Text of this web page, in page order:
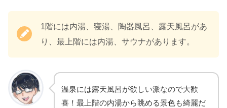
1階には内湯、寝湯、陶器風呂、露天風呂があ
り、最上階には内湯、サウナがあります。
温泉には露天風呂が欲しい派なので大歓
喜！最上階の内湯から眺める景色も綺麗だ